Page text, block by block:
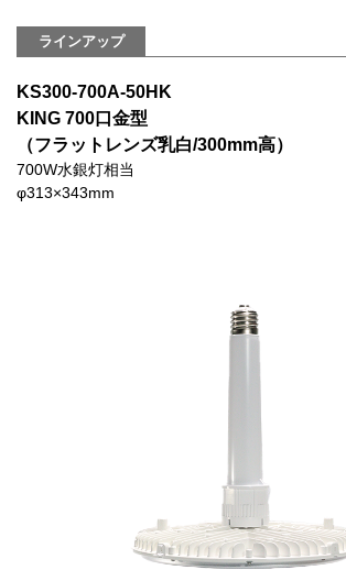
ラインアップ
KS300-700A-50HK
KING 700口金型
（フラットレンズ乳白/300mm高）
700W水銀灯相当
φ313×343mm